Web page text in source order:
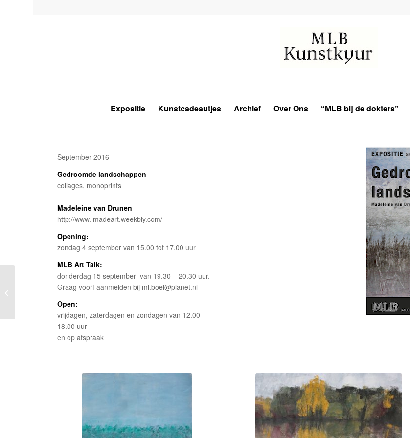
Expositie Kunstcadeautjes Archief Over Ons “MLB bij de dokters”
September 2016
Gedroomde landschappen
collages, monoprints
Madeleine van Drunen
http://www. madeart.weekbly.com/
Opening:
zondag 4 september van 15.00 tot 17.00 uur
MLB Art Talk:
donderdag 15 september van 19.30 – 20.30 uur.
Graag voorf aanmelden bij ml.boel@planet.nl
Open:
vrijdagen, zaterdagen en zondagen van 12.00 –
18.00 uur
en op afspraak
Augustus 2016